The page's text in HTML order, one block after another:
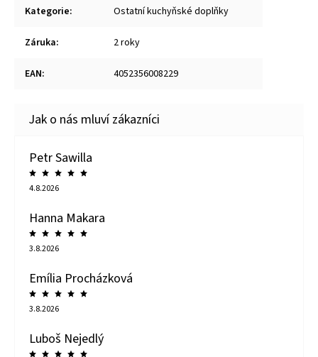
Kategorie: Ostatní kuchyňské doplňky
Záruka: 2 roky
EAN: 4052356008229
Petr Sawilla
4.8.2026
Hanna Makara
3.8.2026
Emília Procházková
3.8.2026
Luboš Nejedlý